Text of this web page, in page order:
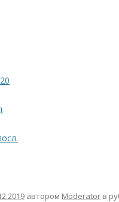
автором Moderator в